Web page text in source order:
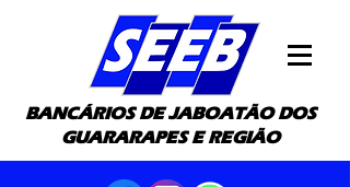
BANCÁRIOS DE JABOATÃO DOS
GUARARAPES E REGIÃO